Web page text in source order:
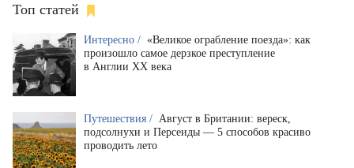
Топ статей
Интересно / «Великое ограбление поезда»: как
произошло самое дерзкое преступление
в Англии XX века
Путешествия / Август в Британии: вереск,
подсолнухи и Персеиды — 5 способов красиво
проводить лето